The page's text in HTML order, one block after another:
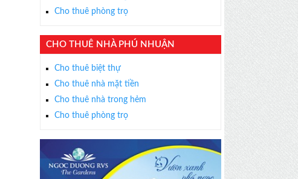
Cho thuê phòng trọ
CHO THUÊ NHÀ PHÚ NHUẬN
Cho thuê biệt thự
Cho thuê nhà mặt tiền
Cho thuê nhà trong hẻm
Cho thuê phòng trọ